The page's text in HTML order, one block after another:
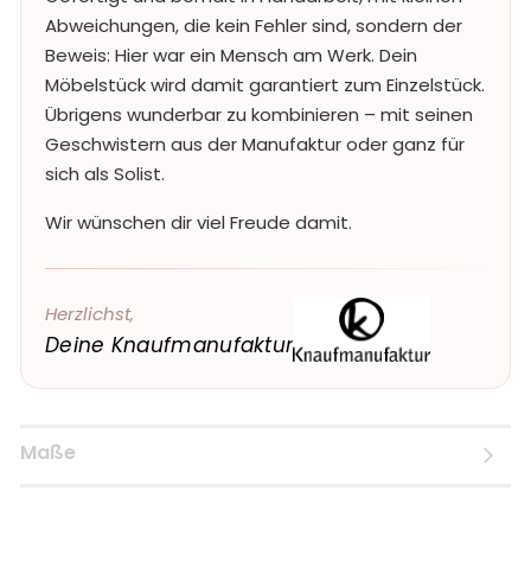
Abweichungen, die kein Fehler sind, sondern der
Beweis: Hier war ein Mensch am Werk. Dein
Möbelstück wird damit garantiert zum Einzelstück.
Übrigens wunderbar zu kombinieren – mit seinen
Geschwistern aus der Manufaktur oder ganz für
sich als Solist.
Wir wünschen dir viel Freude damit.
Herzlichst,
Deine Knaufmanufaktur
Maße